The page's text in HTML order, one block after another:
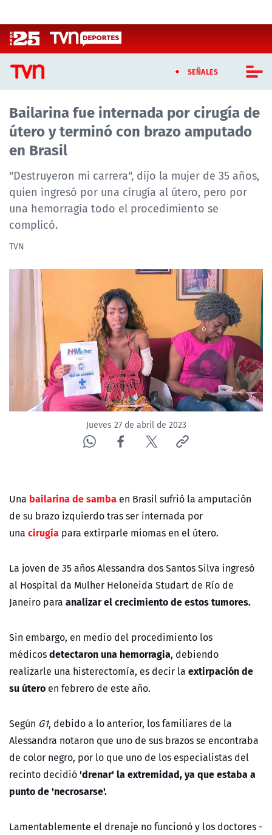
SEÑALES
CASTING MASTERCHEF CHILE
CASTING TVN VERTICAL
TVN VERTICAL
TVN PLAY
PROGRAMAS
NTV
ACTUALIDAD Y TENDENCIAS
CORPORATIVO Y TRANSPARENCIA
CANAL DE DENUNCIAS
ÁREA DE PROYECTOS
Bailarina fue internada por cirugía de
útero y terminó con brazo amputado
en Brasil
"Destruyeron mi carrera", dijo la mujer de 35 años,
quien ingresó por una cirugía al útero, pero por
una hemorragia todo el procedimiento se
complicó.
TVN
Jueves 27 de abril de 2023
Una bailarina de samba en Brasil sufrió la amputación
de su brazo izquierdo tras ser internada por
una cirugía para extirparle miomas en el útero.
La joven de 35 años Alessandra dos Santos Silva ingresó
al Hospital da Mulher Heloneida Studart de Río de
Janeiro para analizar el crecimiento de estos tumores.
Sin embargo, en medio del procedimiento los
médicosdetectaron una hemorragia, debiendo
realizarle una histerectomía, es decir la extirpación de
su útero en febrero de este año.
Según G1, debido a lo anterior, los familiares de la
Alessandra notaron que uno de sus brazos se encontraba
de color negro, por lo que uno de los especialistas del
recinto decidió'drenar' la extremidad, ya que estaba a
punto de 'necrosarse'.
Lamentablemente el drenaje no funcionó y los doctores -